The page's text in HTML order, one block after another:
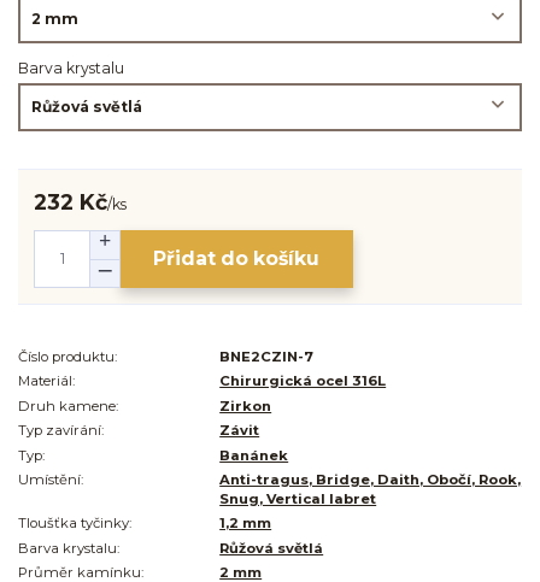
Barva krystalu
232 Kč/ks
Přidat do košíku
Číslo produktu:
BNE2CZIN-7
Materiál:
Chirurgická ocel 316L
Druh kamene:
Zirkon
Typ zavírání:
Závit
Typ:
Banánek
Umístění:
Anti-tragus, Bridge, Daith, Obočí, Rook,
Snug, Vertical labret
Tloušťka tyčinky:
1,2 mm
Barva krystalu:
Růžová světlá
Průměr kamínku:
2 mm